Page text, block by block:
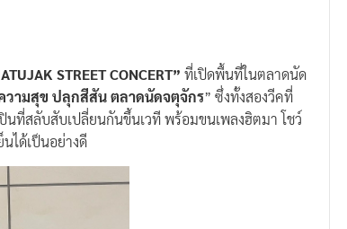
STREET CONCERT” ที่เปิดพื้นที่ในตลาดนัด
วามสุข ปลุกสีสัน ตลาดนัดจตุจักร” ซึ่งทั้งสองวีคที่
ที่สลับสับเปลี่ยนกันขึ้นเวที พร้อมขนเพลงฮิตมา โชว์
ได้เป็นอย่างดี